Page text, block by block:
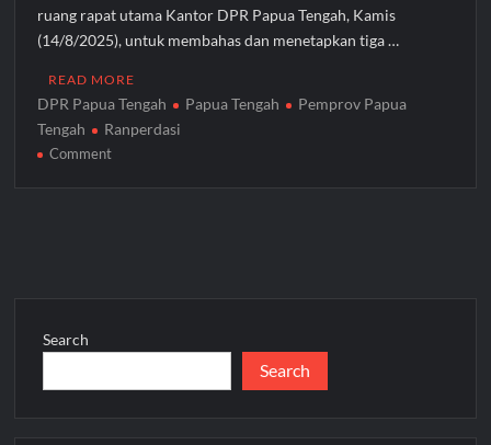
ruang rapat utama Kantor DPR Papua Tengah, Kamis
(14/8/2025), untuk membahas dan menetapkan tiga …
READ MORE
DPR Papua Tengah Papua Tengah
Pemprov Papua
Tengah
Ranperdasi
Commenton
untuk
Search
Search